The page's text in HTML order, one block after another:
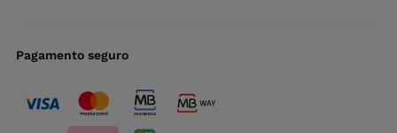
Pagamento seguro